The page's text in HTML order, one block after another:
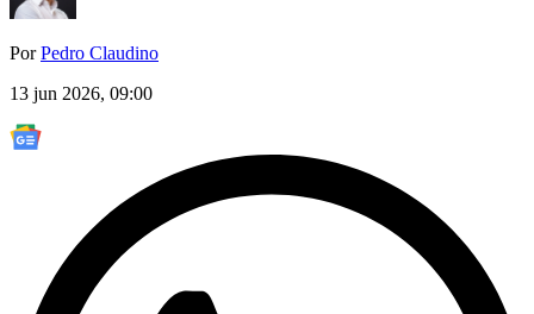
PorPedro Claudino
13 jun 2026, 09:00